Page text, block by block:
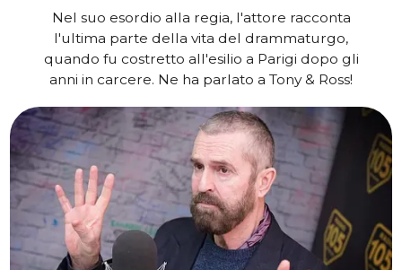
Nel suo esordio alla regia, l'attore racconta
l'ultima parte della vita del drammaturgo,
quando fu costretto all'esilio a Parigi dopo gli
anni in carcere. Ne ha parlato a Tony & Ross!